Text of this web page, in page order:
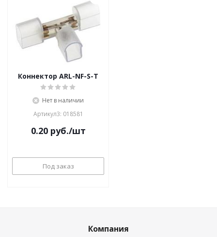
Коннектор ARL-NF-S-T
Нет в наличии
Артикул3: 018581
0.20руб./шт
Под заказ
Компания